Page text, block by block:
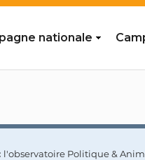
nationale
l'observatoire Politique &